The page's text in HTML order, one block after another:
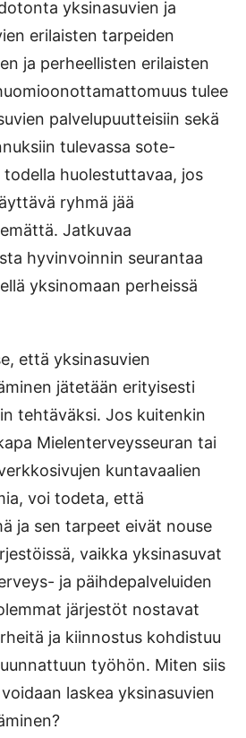
yksinasuvien ja
erilaisten tarpeiden
ja perheellisten erilaisten
tulee
palvelupuutteisiin sekä
tulevassa sote-
todella huolestuttavaa, jos
ryhmä jää
Jatkuvaa
hyvinvoinnin seurantaa
yksinomaan perheissä
että yksinasuvien
jätetään erityisesti
tehtäväksi. Jos kuitenkin
Mielenterveysseuran tai
kuntavaalien
voi todeta, että
ja sen tarpeet eivät nouse
vaikka yksinasuvat
ja päihdepalveluiden
järjestöt nostavat
ja kiinnostus kohdistuu
työhön. Miten siis
laskea yksinasuvien